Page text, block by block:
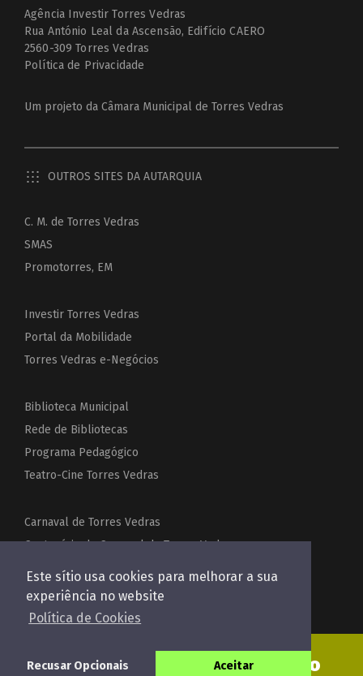
Este sítio usa cookies para melhorar a sua
experiência no website
Política de Cookies
Recusar Opcionais Aceitar
Enviar pedido de orçamento
Agência Investir Torres Vedras
Rua António Leal da Ascensão, Edifício CAERO
2560-309 Torres Vedras
Política de Privacidade
Um projeto da Câmara Municipal de Torres Vedras
OUTROS SITES DA AUTARQUIA
C. M. de Torres Vedras
SMAS
Promotorres, EM
Investir Torres Vedras
Portal da Mobilidade
Torres Vedras e-Negócios
Biblioteca Municipal
Rede de Bibliotecas
Programa Pedagógico
Teatro-Cine Torres Vedras
Carnaval de Torres Vedras
Centenário do Carnaval de Torres Vedras
Festas de Torres Vedras
Acordeões do Mundo